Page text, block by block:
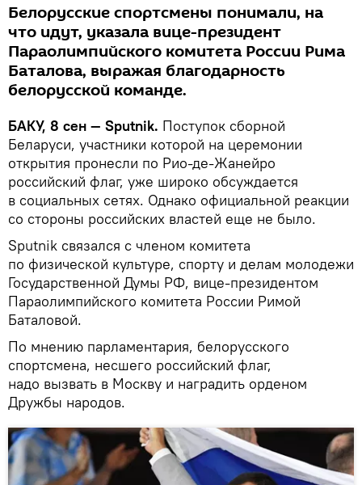
Белорусские спортсмены понимали, на
что идут, указала вице-президент
Параолимпийского комитета России Рима
Баталова, выражая благодарность
белорусской команде.
БАКУ, 8 сен — Sputnik. Поступок сборной
Беларуси, участники которой на церемонии
открытия пронесли по Рио-де-Жанейро
российский флаг, уже широко обсуждается
в социальных сетях. Однако официальной реакции
со стороны российских властей еще не было.
Sputnik связался с членом комитета
по физической культуре, спорту и делам молодежи
Государственной Думы РФ, вице-президентом
Параолимпийского комитета России Римой
Баталовой.
По мнению парламентария, белорусского
спортсмена, несшего российский флаг,
надо вызвать в Москву и наградить орденом
Дружбы народов.